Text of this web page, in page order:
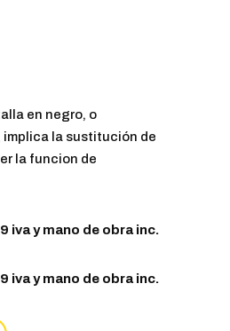
en negro, o
implica la sustitución de
la funcion de
iva y mano de obra inc.
iva y mano de obra inc.